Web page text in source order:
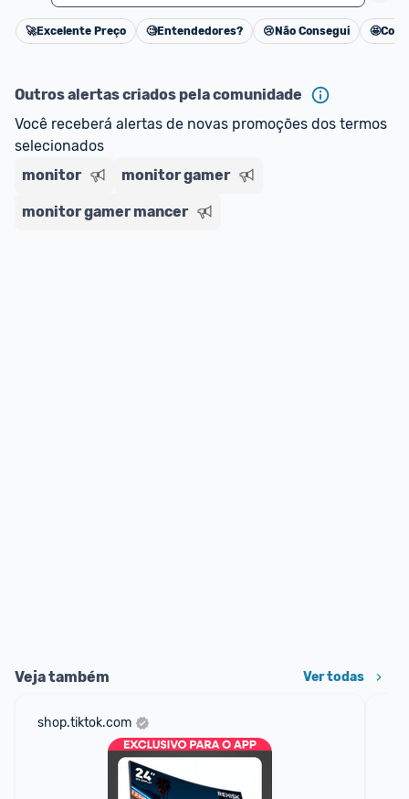
Cancelar
🚀Excelente Preço 🧐Entendedores? 😢 Não Consegui 🤩
Outros alertas criados pela comunidade
Você receberá alertas de novas promoções dos termos
selecionados
monitor
monitor gamer
monitor gamer mancer
Veja também Ver todas
shop.tiktok.com